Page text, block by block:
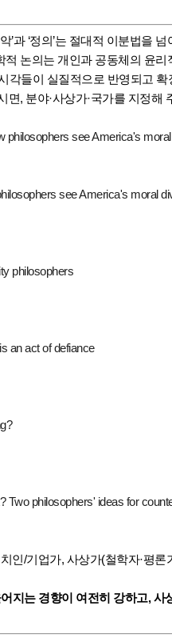
’과 ‘정의’는 절대적 이분법을 넘
적 논의는 개인과 공동체의 윤
각들이 실질적으로 반영되고
면, 분야·사상가·국가를 지정해
see America's moral
philosophers
an act of defiance
Two philosophers' ideas for
인/기업가, 사상가(철학자·평론
지는 경향이 여전히 강하고,